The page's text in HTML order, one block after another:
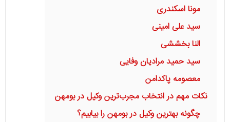
مونا اسکندری
سید علی امینی
النا بخششی
سید حمید مرادیان وفایی
معصومه پاکدامن
نکات مهم در انتخاب مجرب‌ترین وکیل در بومهن
چگونه بهترین وکیل در بومهن را بیابیم؟